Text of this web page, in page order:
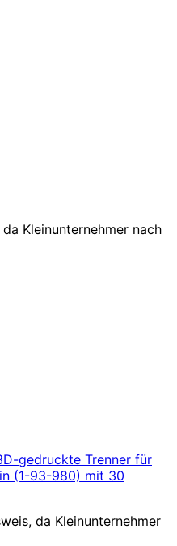
Kleinunternehmer nach
gedruckte Trenner für
(1-93-980) mit 30
da Kleinunternehmer